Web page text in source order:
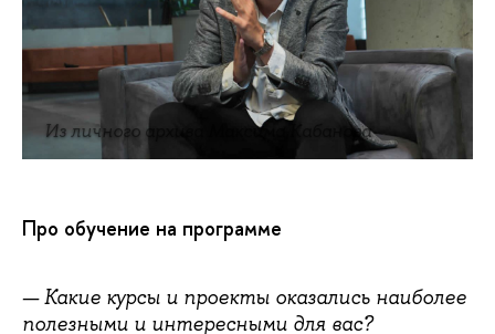
Из личного архива Максима Кабанова
Про обучение на программе
— Какие курсы и проекты оказались наиболее
полезными и интересными для вас?